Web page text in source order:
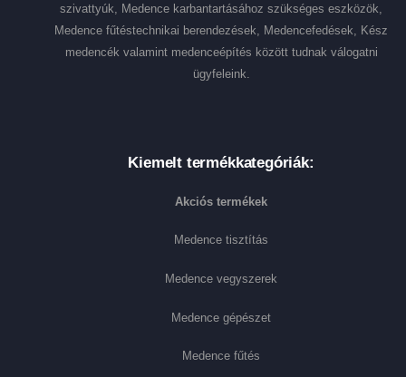
szivattyúk, Medence karbantartásához szükséges eszközök,
Medence fűtéstechnikai berendezések, Medencefedések, Kész
medencék valamint medenceépítés között tudnak válogatni
ügyfeleink.
Kiemelt termékkategóriák:
Akciós termékek
Medence tisztítás
Medence vegyszerek
Medence gépészet
Medence fűtés